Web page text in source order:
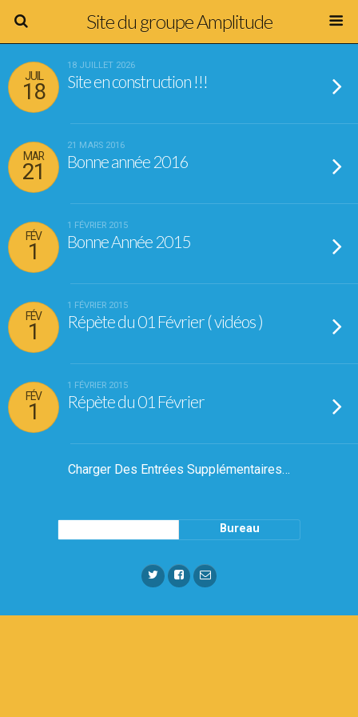
Site du groupe Amplitude
JUIL
18
18 JUILLET 2026
Site en construction !!!
MAR
21
21 MARS 2016
Bonne année 2016
FÉV
1
1 FÉVRIER 2015
Bonne Année 2015
FÉV
1
1 FÉVRIER 2015
Répète du 01 Février ( vidéos )
FÉV
1
1 FÉVRIER 2015
Répète du 01 Février
Charger Des Entrées Supplémentaires…
Bureau